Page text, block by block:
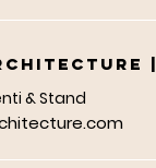
|
& Stand